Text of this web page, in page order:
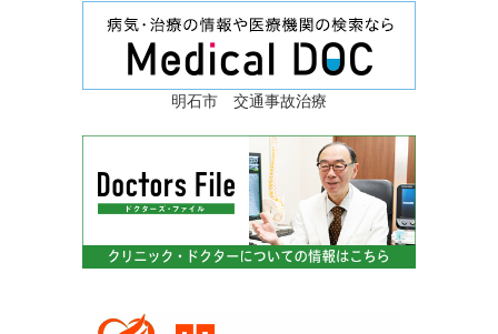
明石市 交通事故治療